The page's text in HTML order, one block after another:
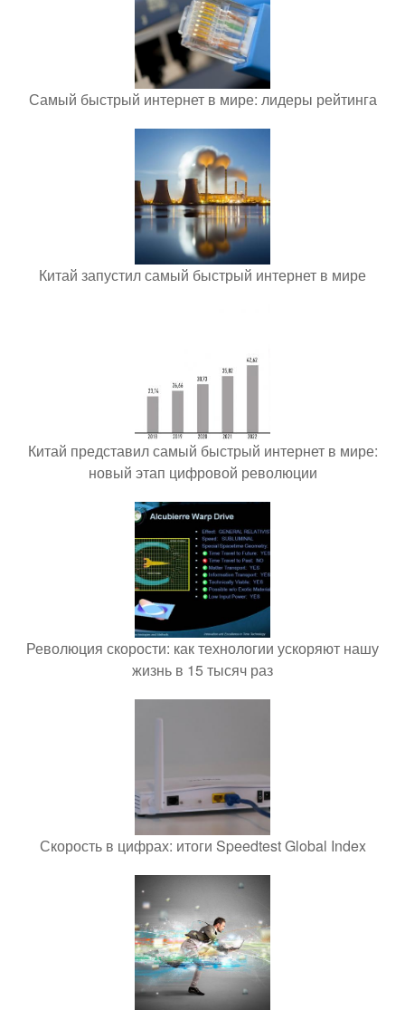
Самый быстрый интернет в мире: лидеры рейтинга
Китай запустил самый быстрый интернет в мире
Китай представил самый быстрый интернет в мире:
новый этап цифровой революции
Революция скорости: как технологии ускоряют нашу
жизнь в 15 тысяч раз
Скорость в цифрах: итоги Speedtest Global Index